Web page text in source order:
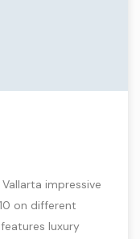
impressive
on different
luxury